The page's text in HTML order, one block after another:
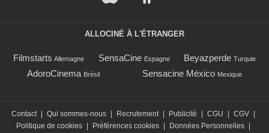
ALLOCINÉ À L'ÉTRANGER
Filmstarts Allemagne SensaCine Espagne Beyazperde Turquie
AdoroCinema Brésil Sensacine México Mexique
Contact Qui sommes-nous Recrutement Publicité CGU CGV
Politique de cookies
Préférences cookies Données Personnelles